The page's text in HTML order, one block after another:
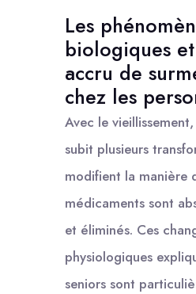
Les
biologiques
accru de
chez les
Avec le
subit plusieurs
modifient la manière
médicaments sont
et éliminés. Ces
physiologiques
seniors sont